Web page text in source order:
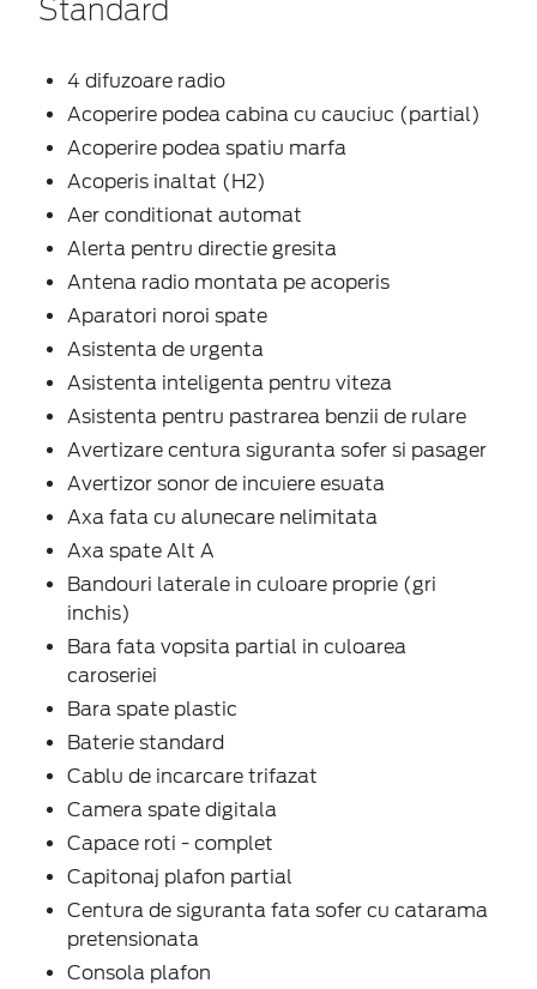
Standard
4 difuzoare radio
Acoperire podea cabina cu cauciuc (partial)
Acoperire podea spatiu marfa
Acoperis inaltat (H2)
Aer conditionat automat
Alerta pentru directie gresita
Antena radio montata pe acoperis
Aparatori noroi spate
Asistenta de urgenta
Asistenta inteligenta pentru viteza
Asistenta pentru pastrarea benzii de rulare
Avertizare centura siguranta sofer si pasager
Avertizor sonor de incuiere esuata
Axa fata cu alunecare nelimitata
Axa spate Alt A
Bandouri laterale in culoare proprie (gri
inchis)
Bara fata vopsita partial in culoarea
caroseriei
Bara spate plastic
Baterie standard
Cablu de incarcare trifazat
Camera spate digitala
Capace roti - complet
Capitonaj plafon partial
Centura de siguranta fata sofer cu catarama
pretensionata
Consola plafon